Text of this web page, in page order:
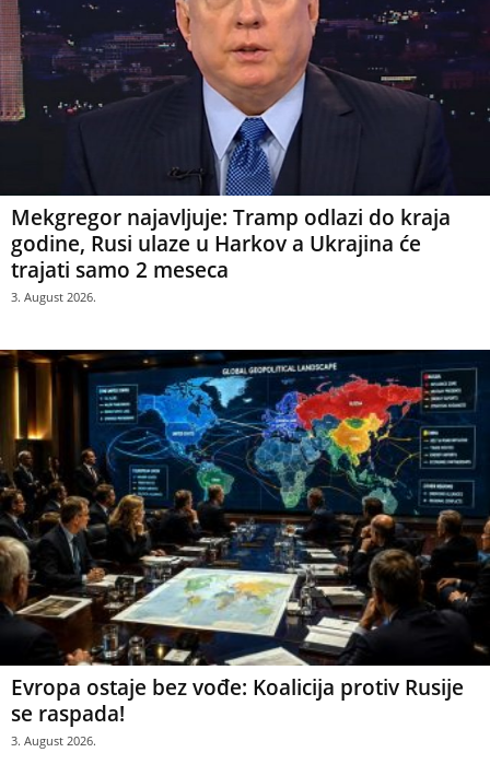
Mekgregor najavljuje: Tramp odlazi do kraja
godine, Rusi ulaze u Harkov a Ukrajina će
trajati samo 2 meseca
3. August 2026.
Evropa ostaje bez vođe: Koalicija protiv Rusije
se raspada!
3. August 2026.